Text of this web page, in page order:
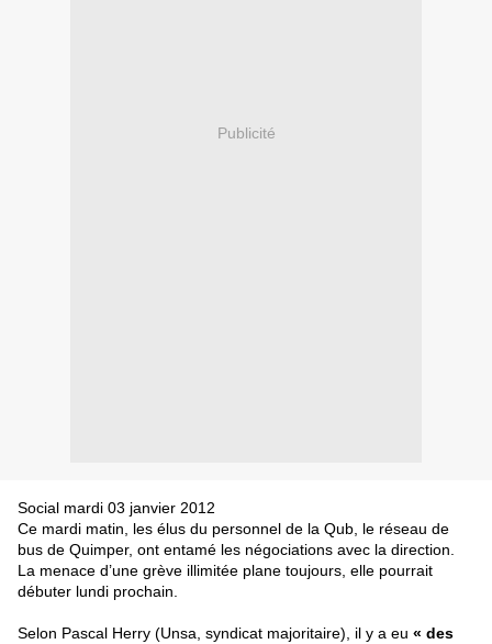
Publicité
Social mardi 03 janvier 2012
Ce mardi matin, les élus du personnel de la Qub, le réseau de
bus de Quimper, ont entamé les négociations avec la direction.
La menace d’une grève illimitée plane toujours, elle pourrait
débuter lundi prochain.
Selon Pascal Herry (Unsa, syndicat majoritaire), il y a eu « des